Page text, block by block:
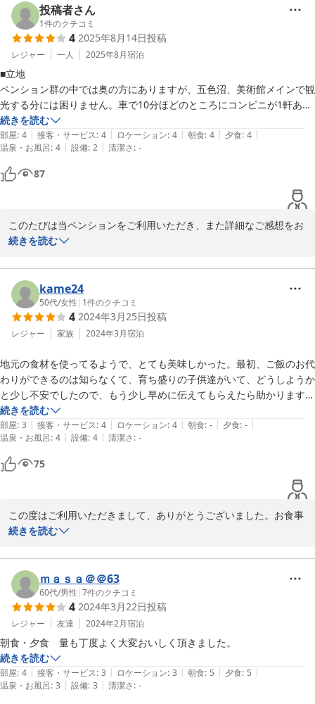
投稿者さん
1件のクチコミ
4 2025年8月14日投稿
レジャー 一人 2025年8月宿泊
■立地
ペンション群の中では奥の方にありますが、五色沼、美術館メインで観
光する分には困りません。車で10分ほどのところにコンビニが1軒あり
ます。
■お部屋
ベッドはスリムなので、体格のいい方は狭いと感じるかもしれません。
エアコンの効きもよく、小窓から見える景色も綺麗でした。
お魚、お肉どちらも出てきます。量も充分ですし、食後にはチーズケー
キとカモミールティーが出ました。チーズケーキとカモミールティーの
ただ、お料理の説明は欲しいです。自分が頼んだものが出てくる訳では
なくコースなので、何がどこまで出てくるんだろう、これなんだろう…
になってしまいます。
売店に緑茶、スポドリ、お酒のみ販売あり、お水は水道水を飲むことが
できます。ドライヤーはペンション全体でひとつのみ、風量もかなり弱
続きを読む
部屋: 4 | 接客・サービス: 4 | ロケーション: 4 | 朝食: 4 | 夕食: 4 |
温泉・お風呂: 4 | 設備: 2 | 清潔さ: -
87
このたびは当ペンションをご利用いただき、また詳細なご感想をお
寄せくださりありがとうございます。五色沼や美術館観光の拠点と
だけたことを嬉しく拝見いたしました。チーズケーキは私の好みで
恐縮ですが、甘さ控えめにお作りしています。ハーブティーは日替
わりなのでお口に合って良かったです。
お料理のご説明や設備につきましていただいたお声は、今後の改善
の参考にさせていただきますね。これからも皆さまに心地よいご滞
りお待ちしております
2025-08-19
続きを読む
kame24
50代/女性 | 1件のクチコミ
4 2024年3月25日投稿
レジャー 家族 2024年3月宿泊
地元の食材を使ってるようで、とても美味しかった。最初、ご飯のお代
わりができるのは知らなくて、育ち盛りの子供達がいて、どうしようか
と少し不安でしたので、もう少し早めに伝えてもらえたら助かります。
おかげでお腹がいっぱいになるまでいただくことができました。
朝食もとても美味しかったです。パンのお代わりもできてよかったで
す。
ペンションの中はとても静かで綺麗でしたが、掛け布団はなんだか埃っ
スキー場のリフト券もペンションで安く購入することができて助かりま
した。
続きを読む
部屋: 3 | 接客・サービス: 4 | ロケーション: 4 | 朝食: - | 夕食: - |
温泉・お風呂: 4 | 設備: 4 | 清潔さ: -
75
この度はご利用いただきまして、ありがとうございました。お食事
がお口に合って良かったです。嬉しく思います。
グランデコはいかがでしたか？ご家族で楽しく滑られたことでしょ
う。裏磐梯は明日雪の予報が出ていますので、もう暫くスキー・ス
ノーボードを楽しめそうです。また機会がありましたら遊びにいら
してくださいね。お待ちしています。
2024-03-25
続きを読む
ｍａｓａ＠＠63
60代/男性 |7件のクチコミ
4 2024年3月22日投稿
レジャー 友達 2024年2月宿泊
朝食・夕食　量も丁度よく大変おいしく頂きました。
続きを読む
部屋: 4 | 接客・サービス: 3 | ロケーション: 3 | 朝食: 5 | 夕食: 5 |
温泉・お風呂: 3 | 設備: 3 | 清潔さ: -